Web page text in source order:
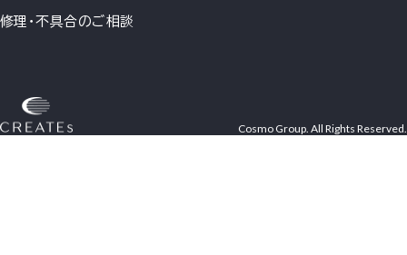
修理・不具合のご相談
Cosmo Group. All Rights Reserved.